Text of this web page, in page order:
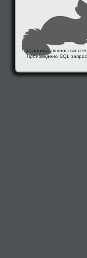
Страница полностью
Произведено SQL